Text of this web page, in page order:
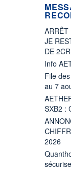
ARRÊT
JE
DE
Info
File
au 7
SXB2 :
2026